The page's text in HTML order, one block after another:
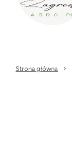
Strona główna